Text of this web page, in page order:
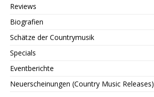
Reviews
Biografien
Schätze der Countrymusik
Specials
Eventberichte
Neuerscheinungen (Country Music Releases)